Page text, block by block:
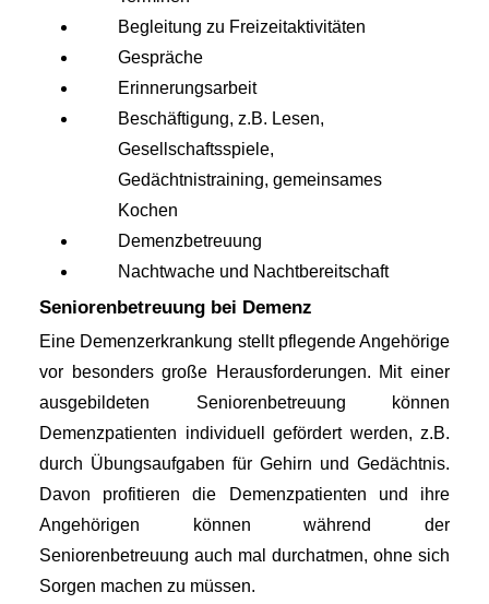
Begleitung zu Freizeitaktivitäten
Gespräche
Erinnerungsarbeit
Beschäftigung, z.B. Lesen,
Gesellschaftsspiele,
Gedächtnistraining, gemeinsames
Kochen
Demenzbetreuung
Nachtwache und Nachtbereitschaft
Seniorenbetreuung bei Demenz
Eine Demenzerkrankung stellt pflegende Angehörige
vor besonders große Herausforderungen. Mit einer
ausgebildeten Seniorenbetreuung können
Demenzpatienten individuell gefördert werden, z.B.
durch Übungsaufgaben für Gehirn und Gedächtnis.
Davon profitieren die Demenzpatienten und ihre
Angehörigen können während der
Seniorenbetreuung auch mal durchatmen, ohne sich
Sorgen machen zu müssen.